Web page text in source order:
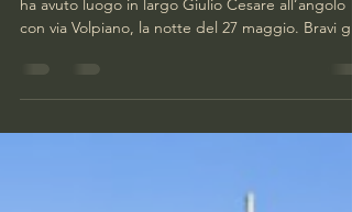
L'ACCOLTELLATORE